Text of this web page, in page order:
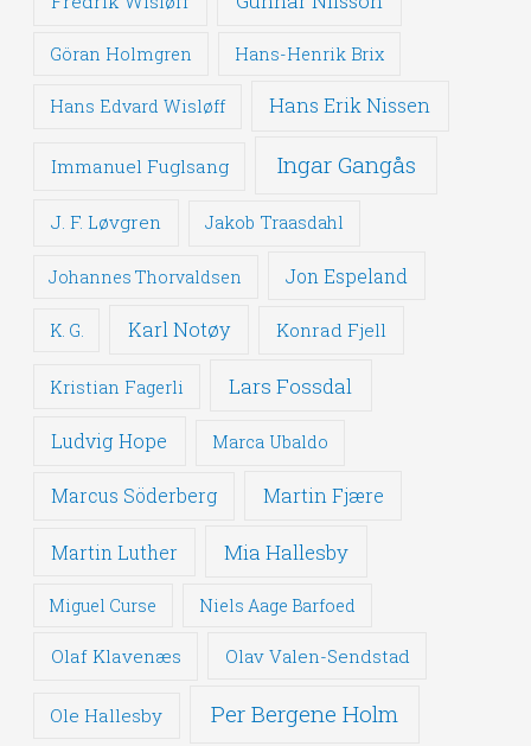
Göran Holmgren Hans-Henrik Brix
Hans Edvard Wisløff Hans Erik Nissen
Immanuel Fuglsang Ingar Gangås
J. F. Løvgren Jakob Traasdahl
Johannes Thorvaldsen Jon Espeland
K. G. Karl Notøy Konrad Fjell
Kristian Fagerli Lars Fossdal
Ludvig Hope Marca Ubaldo
Marcus Söderberg Martin Fjære
Martin Luther Mia Hallesby
Miguel Curse Niels Aage Barfoed
Olaf Klavenæs Olav Valen-Sendstad
Ole Hallesby Per Bergene Holm